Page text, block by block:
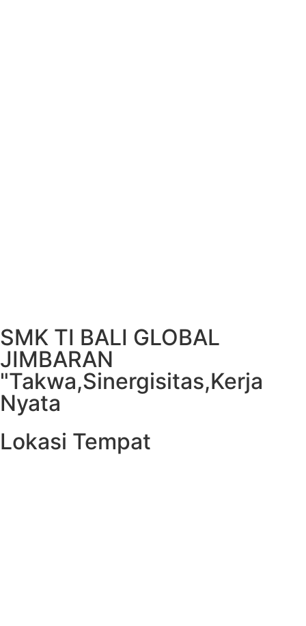
SMK TI BALI GLOBAL
JIMBARAN
"Takwa,Sinergisitas,Kerja
Nyata
Lokasi Tempat